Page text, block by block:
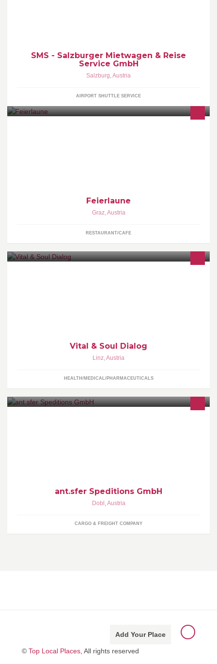
SMS - Salzburger Mietwagen & Reise
Service GmbH
Salzburg,Austria
AIRPORT SHUTTLE SERVICE
Feierlaune
Graz,Austria
RESTAURANT/CAFE
Vital & Soul Dialog
Linz,Austria
HEALTH/MEDICAL/PHARMACEUTICALS
ant.sfer Speditions GmbH
Dobl ,Austria
CARGO & FREIGHT COMPANY
Add Your Place
© Top Local Places , All rights reserved